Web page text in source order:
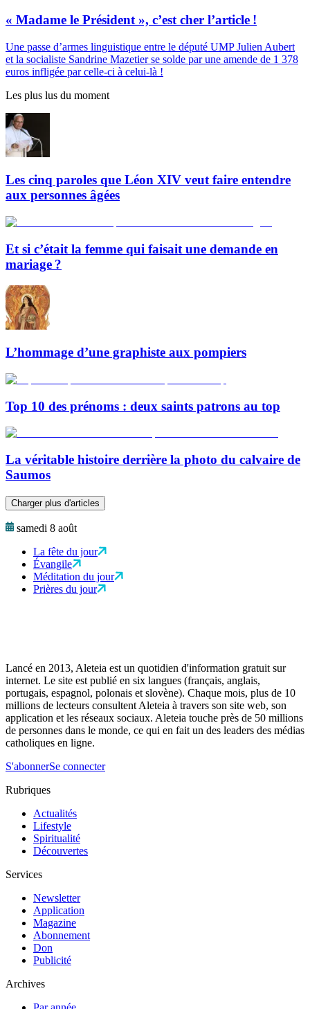
« Madame le Président », c’est cher l’article !
Une passe d’armes linguistique entre le député UMP Julien Aubert
et la socialiste Sandrine Mazetier se solde par une amende de 1 378
euros infligée par celle-ci à celui-là !
Les plus lus du moment
Les cinq paroles que Léon XIV veut faire entendre
aux personnes âgées
Et si c’était la femme qui faisait une demande en
mariage ?
L’hommage d’une graphiste aux pompiers
Top 10 des prénoms : deux saints patrons au top
La véritable histoire derrière la photo du calvaire de
Saumos
Charger plus d'articles
samedi 8 août
La fête du jour
Évangile
Méditation du jour
Prières du jour
Lancé en 2013, Aleteia est un quotidien d'information gratuit sur
internet. Le site est publié en six langues (français, anglais,
portugais, espagnol, polonais et slovène). Chaque mois, plus de 10
millions de lecteurs consultent Aleteia à travers son site web, son
application et les réseaux sociaux. Aleteia touche près de 50 millions
de personnes dans le monde, ce qui en fait un des leaders des médias
catholiques en ligne.
S'abonnerSe connecter
Rubriques
Actualités
Lifestyle
Spiritualité
Découvertes
Services
Newsletter
Application
Magazine
Abonnement
Don
Publicité
Archives